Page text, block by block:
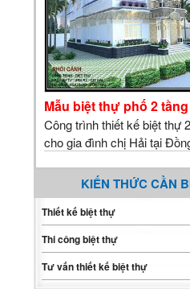
Mẫu biệt thự phố 2
Công trình thiết kế biệt thự
cho gia đình chị Hải tại
yêu cầu công năng sinh
cầu của gia đình. Khuôn
gia đình chị rất thuận lợi cho
chia không gian bao gồm
sinh hoạt trong nhà và khu
cảnh …
KIẾN THỨC CẦN
Thiết kế biệt thự
Thi công biệt thự
Tư vấn thiết kế biệt thự